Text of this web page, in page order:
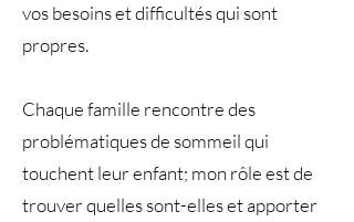
vos besoins et difficultés qui sont
propres.
Chaque famille rencontre des
problématiques de sommeil qui
touchent leur enfant; mon rôle est de
trouver quelles sont-elles et apporter